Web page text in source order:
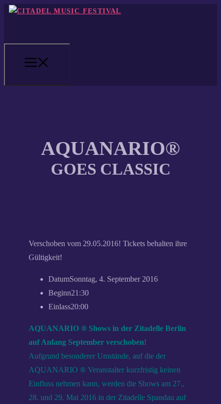
Zum
AQUANARIO®
GOES CLASSIC
Verschoben vom 29.05.2016! Tickets behalten ihre
Gültigkeit!
DatumSonntag, 4. September 2016
Beginn21:30
Einlass20:00
AQUANARIO ® Shows in der Zitadelle Berlin
auf Anfang September verschoben!
Aufgrund besonderer Umstände, auf die der
AQUANARIO ® Veranstalter kurzfristig keinen
Einfluss nehmen kann, werden die Shows am 27.,
28. und 29. Mai 2016 in der Zitadelle Spandau auf